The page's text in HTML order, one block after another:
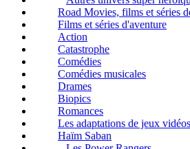
Road Movies, films et séries
Films et séries d'aventure
Action
Catastrophe
Comédies
Comédies musicales
Drames
Biopics
Romances
Les adaptations de jeux vidéos
Haïm Saban